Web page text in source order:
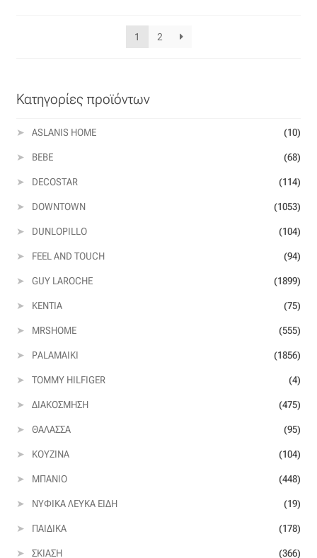
1
2
Κατηγορίες προϊόντων
ASLANIS HOME (10)
BEBE (68)
DECOSTAR (114)
DOWNTOWN (1053)
DUNLOPILLO (104)
FEEL AND TOUCH (94)
GUY LAROCHE (1899)
KENTIA (75)
MRSHOME (555)
PALAMAIKI (1856)
TOMMY HILFIGER (4)
ΔΙΑΚΌΣΜΗΣΗ (475)
ΘΆΛΑΣΣΑ (95)
ΚΟΥΖΊΝΑ (104)
ΜΠΆΝΙΟ (448)
ΝΥΦΙΚΆ ΛΕΥΚΆ ΕΊΔΗ (19)
ΠΑΙΔΙΚΆ (178)
ΣΚΊΑΣΗ (366)